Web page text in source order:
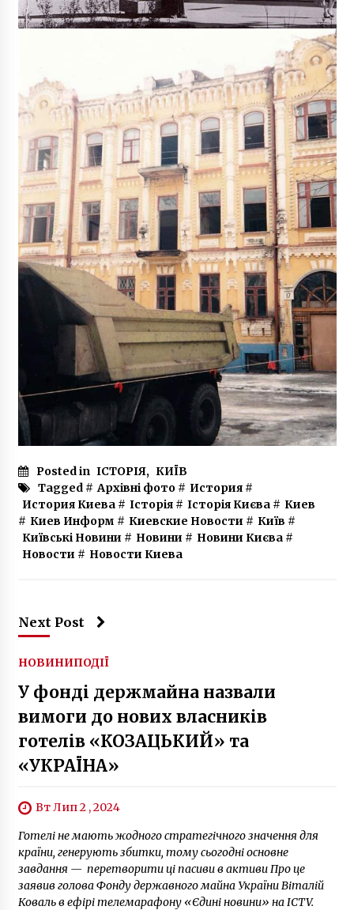
Posted in ІСТОРІЯ, КИЇВ
Tagged # Архівні фото# История#
История Киева# Історія# Історія Києва# Киев
# Киев Информ # Киевские Новости # Київ #
Київські Новини # Новини # Новини Києва#
Новости # Новости Киева
Next Post
НОВИНИПОДІЇ
У фонді держмайна назвали
вимоги до нових власників
готелів «КОЗАЦЬКИЙ» та
«УКРАЇНА»
Вт Лип 2 , 2024
Готелі не мають жодного стратегічного значення для
країни, генерують збитки, тому сьогодні основне
завдання — перетворити ці пасиви в активи Про це
заявив голова Фонду державного майна України Віталій
Коваль в ефірі телемарафону «Єдині новини» на ICTV.